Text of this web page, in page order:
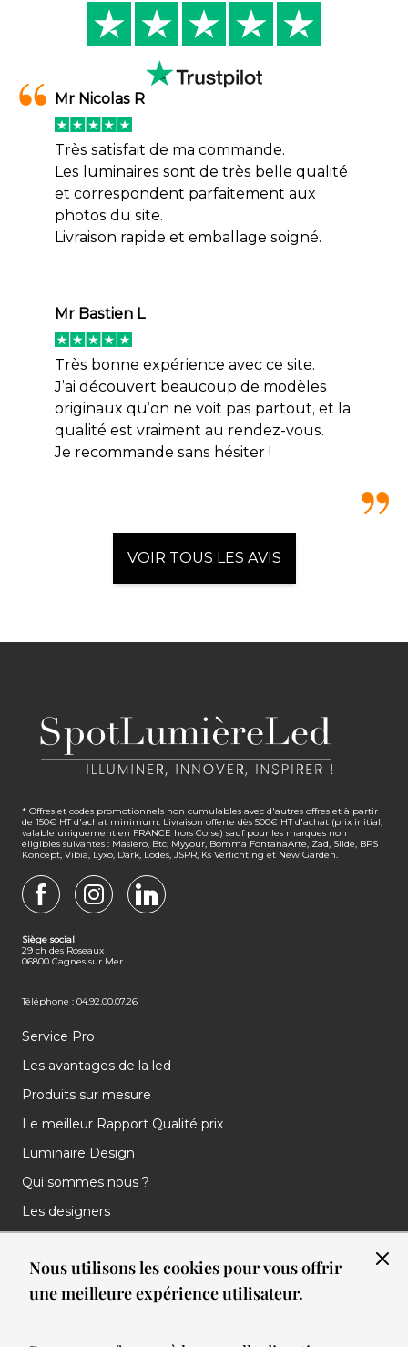
Nous utilisons les cookies pour vous offrir
une meilleure expérience utilisateur.
Mr Nicolas R
Très satisfait de ma commande.
Les luminaires sont de très belle qualité
et correspondent parfaitement aux
photos du site.
Livraison rapide et emballage soigné.
Mr Bastien L
Très bonne expérience avec ce site.
J’ai découvert beaucoup de modèles
originaux qu’on ne voit pas partout, et la
qualité est vraiment au rendez-vous.
Je recommande sans hésiter !
VOIR TOUS LES AVIS
* Offres et codes promotionnels non cumulables avec d'autres offres et à partir
de 150€ HT d'achat minimum. Livraison offerte dès 500€ HT d'achat (prix initial,
valable uniquement en FRANCE hors Corse) sauf pour les marques non
éligibles suivantes : Masiero, Btc, Myyour, Bomma FontanaArte, Zad, Slide, BPS
Koncept, Vibia, Lyxo, Dark, Lodes, JSPR, Ks Verlichting et New Garden.
Siège social
29 ch des Roseaux
06800 Cagnes sur Mer
Téléphone : 04.92.00.07.26
Service Pro
Les avantages de la led
Produits sur mesure
Le meilleur Rapport Qualité prix
Luminaire Design
Qui sommes nous ?
Les designers
Nos réalisations
Nos Clients